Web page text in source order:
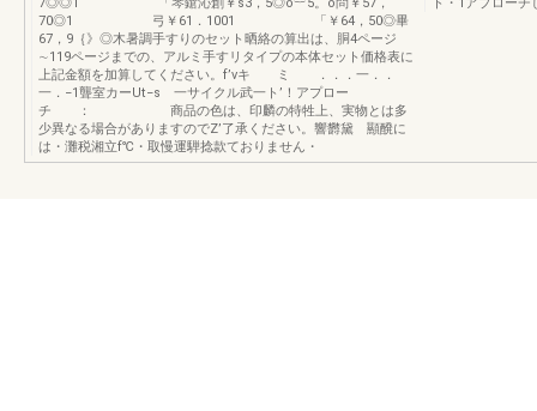
70◎1 弓￥61．1001 「￥64，50◎畢
67，9｛》◎木暑調手すりのセット晒絡の算出は、胴4ページ
∼119ページまでの、アルミ手すリタイプの本体セット価格表に
上記金額を加算してください。f’vキ ミ ．．．一．．
一．−1聾室カーUt−s 一サイクル武一ト’！アプロー
チ ： 商品の色は、印麟の特牲上、実物とは多
少異なる場合がありますのでZ’了承ください。響欝黛 顯醗に
は・灘税湘立f℃・取慢運騨捻款ておりません・